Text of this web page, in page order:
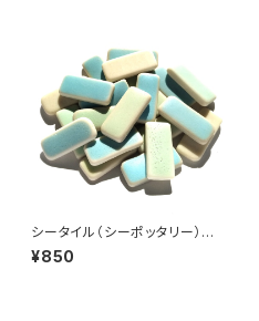
シータイル（シーポッタリー）素
材 PS-4
¥850